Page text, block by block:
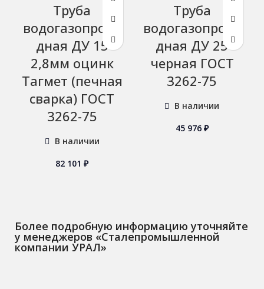
Труба
водогазопрово
дная ДУ 15
2,8мм оцинк
Тагмет (печная
сварка) ГОСТ
3262-75
В наличии
82 101 ₽
Труба
водогазопрово
дная ДУ 25
черная ГОСТ
3262-75
В наличии
45 976 ₽
Более подробную информацию уточняйте
у менеджеров «Сталепромышленной
компании УРАЛ»